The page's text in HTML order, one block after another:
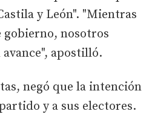
y León". "Mientras
gobierno, nosotros
apostilló.
negó que la intención
y a sus electores.